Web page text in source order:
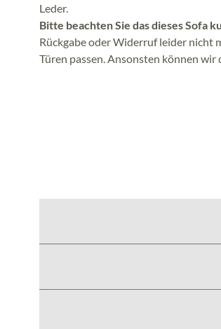
Leder.
Bitte beachten Sie das dieses Sofa
Rückgabe oder Widerruf leider nicht
Türen passen. Ansonsten können